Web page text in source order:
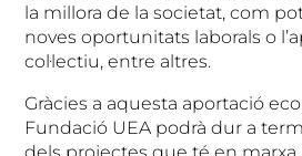
la millora de la societat, com
noves oportunitats laborals o
col·lectiu, entre altres.
Gràcies a aquesta aportació
Fundació UEA podrà dur a